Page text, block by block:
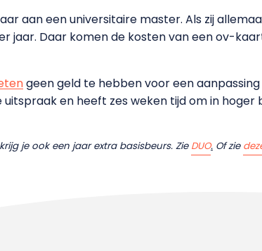
aan een universitaire master. Als zij
jaar. Daar komen de kosten van een ov-
geen geld te hebben voor een
en heeft zes weken tijd om in hoger
je ook een jaar extra basisbeurs. Zie DUO. Of zie